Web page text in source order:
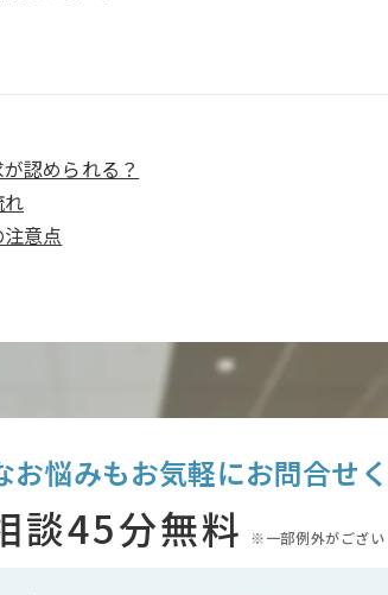
認められる？
意点
お悩みもお気軽にお問合せ
談45分無料 ※一部例外がござい